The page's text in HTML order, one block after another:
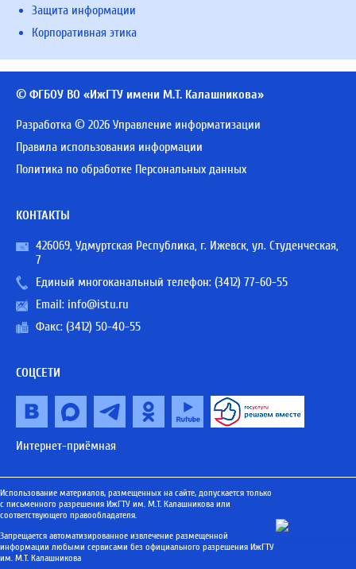
Защита информации
Корпоративная этика
© ФГБОУ ВО «ИжГТУ имени М.Т. Калашникова»
Разработка © 2026 Управление информатизации
Правила использования информации
Политика по обработке Персональных данных
КОНТАКТЫ
426069, Удмуртская Республика, г. Ижевск, ул. Студенческая,
7
Единый многоканальный телефон: (3412) 77-60-55
Email: info@istu.ru
Факс: (3412) 50-40-55
СОЦСЕТИ
Интернет-приёмная
Использование материалов, размещенных на сайте, допускается только
с письменного разрешения ИжГТУ им. М.Т. Калашникова или
соответствующего правообладателя.
Запрещается автоматизированное извлечение размещенной
информации любыми сервисами без официального разрешения ИжГТУ
им. М.Т. Калашникова